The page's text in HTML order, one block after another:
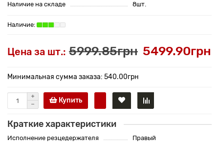
Наличие на складе
8шт.
Цена за шт.: 5999.85грн 5499.90грн
Минимальная сумма заказа: 540.00грн
Купить
Краткие характеристики
Исполнение резцедержателя
Правый